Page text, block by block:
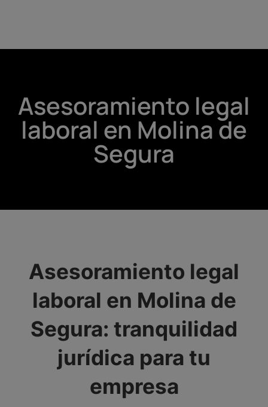
Asesoramiento legal
laboral en Molina de
Segura
Asesoramiento legal
laboral en Molina de
Segura: tranquilidad
jurídica para tu
empresa